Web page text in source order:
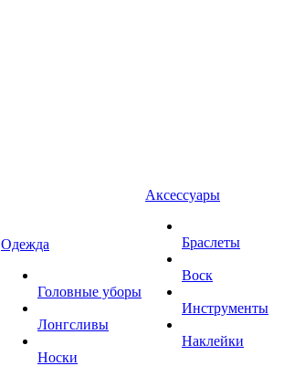
Одежда
Головные уборы
Лонгсливы
Носки
Аксессуары
Браслеты
Воск
Инструменты
Наклейки